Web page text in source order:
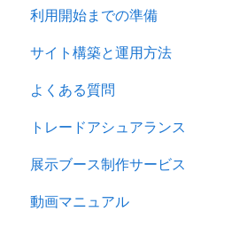
利用開始までの準備
サイト構築と運用方法
会社情報を登録する
製品ページ登録の準備をする
製品ページを登録する
バイヤーからのメッセージに返
よくある質問
ログイン
アカウント
製品情報
トレードアシュアランス
展示ブース制作サービス
動画マニュアル